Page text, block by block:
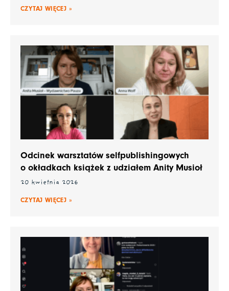
CZYTAJ WIĘCEJ »
Odcinek warsztatów selfpublishingowych
o okładkach książek z udziałem Anity Musioł
20 kwietnia 2026
CZYTAJ WIĘCEJ »